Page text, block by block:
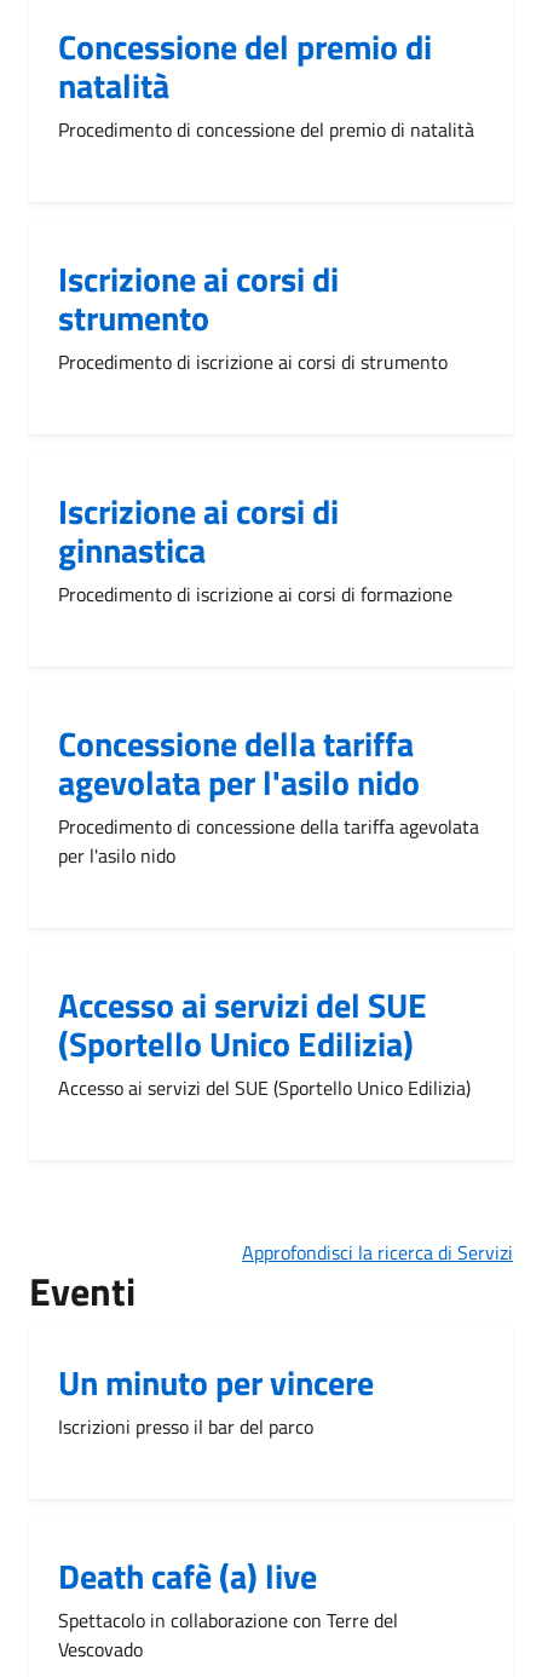
Concessione del premio di
natalità
Procedimento di concessione del premio di natalità
Iscrizione ai corsi di
strumento
Procedimento di iscrizione ai corsi di strumento
Iscrizione ai corsi di
ginnastica
Procedimento di iscrizione ai corsi di formazione
Concessione della tariffa
agevolata per l'asilo nido
Procedimento di concessione della tariffa agevolata
per l'asilo nido
Accesso ai servizi del SUE
(Sportello Unico Edilizia)
Accesso ai servizi del SUE (Sportello Unico Edilizia)
Approfondisci la ricerca di Servizi
Eventi
Un minuto per vincere
Iscrizioni presso il bar del parco
Death cafè (a) live
Spettacolo in collaborazione con Terre del
Vescovado